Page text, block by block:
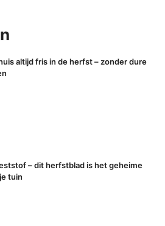
altijd fris in de herfst – zonder dure
– dit herfstblad is het geheime
tuin